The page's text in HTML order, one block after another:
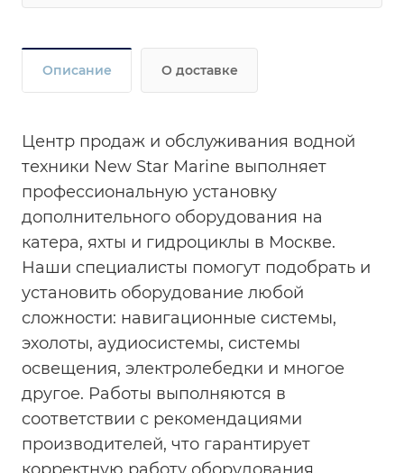
Описание О доставке
Центр продаж и обслуживания водной
техники New Star Marine выполняет
профессиональную установку
дополнительного оборудования на
катера, яхты и гидроциклы в Москве.
Наши специалисты помогут подобрать и
установить оборудование любой
сложности: навигационные системы,
эхолоты, аудиосистемы, системы
освещения, электролебедки и многое
другое. Работы выполняются в
соответствии с рекомендациями
производителей, что гарантирует